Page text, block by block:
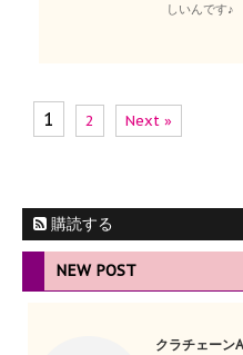
しいんです♪
1 2 Next »
購読する
NEW POST
クラチェーン